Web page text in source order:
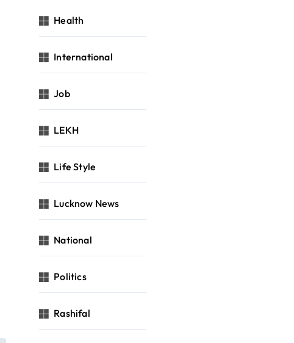
Health
International
Job
LEKH
Life Style
Lucknow News
National
Politics
Rashifal